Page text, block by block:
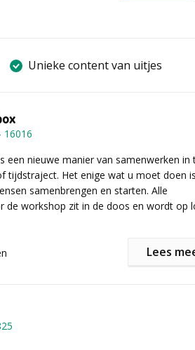
Unieke content van uitjes
16016
een nieuwe manier van samenwerken in
tijdstraject. Het enige wat u moet doen
samenbrengen en starten. Alle
de workshop zit in de doos en wordt op
manier van workshops volgen en
die vertelt hoe alles moet gedaan
maken jullie alle overheerlijke producten.
types workshops bestellen en leert u
Lees